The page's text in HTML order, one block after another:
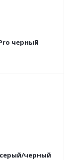
черный
черный